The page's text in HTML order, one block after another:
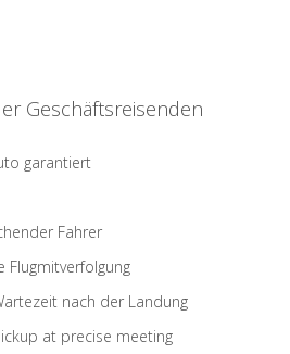
Geschäftsreisenden
garantiert
Fahrer
Flugmitverfolgung
nach der Landung
at precise meeting